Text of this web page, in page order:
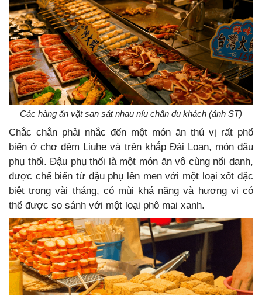
Các hàng ăn vặt san sát nhau níu chân du khách (ảnh ST)
Chắc chắn phải nhắc đến một món ăn thú vị rất phổ
biến ở chợ đêm Liuhe và trên khắp Đài Loan, món đậu
phụ thối. Đậu phụ thối là một món ăn vô cùng nổi danh,
được chế biến từ đậu phụ lên men với một loại xốt đặc
biệt trong vài tháng, có mùi khá nặng và hương vị có
thể được so sánh với một loại phô mai xanh.